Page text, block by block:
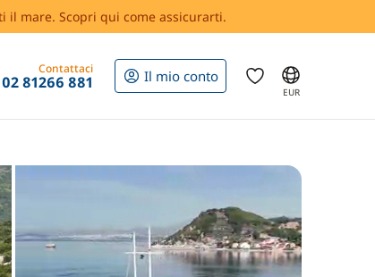
il mare. Scopri qui come assicurarti.
Contattaci
81266 881 Il mio conto
EUR